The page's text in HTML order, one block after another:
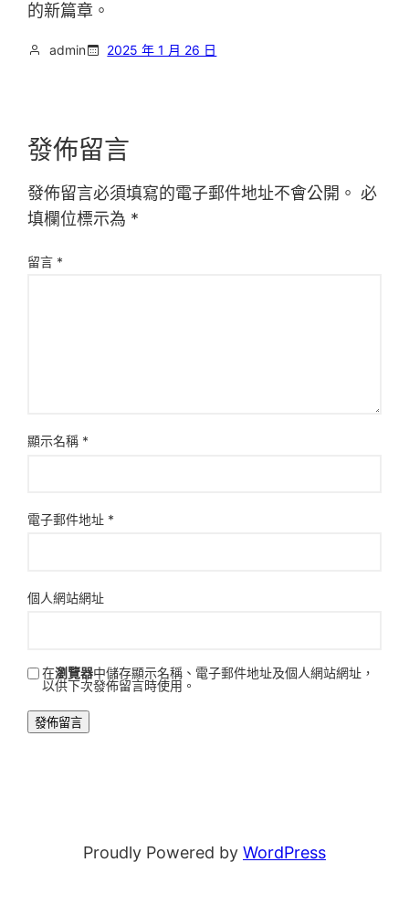
的新篇章。
admin 2025 年 1 月 26 日
發佈留言
發佈留言必須填寫的電子郵件地址不會公開。 必
填欄位標示為 *
留言 *
顯示名稱 *
電子郵件地址 *
個人網站網址
在瀏覽器中儲存顯示名稱、電子郵件地址及個人網站網址，
以供下次發佈留言時使用。
Proudly Powered by WordPress